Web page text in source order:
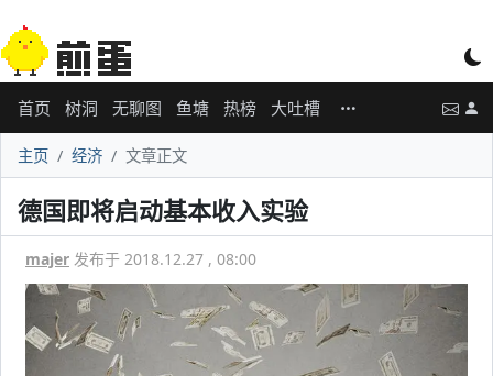
首页 树洞 无聊图 鱼塘 热榜 大吐槽
主页 经济 文章正文
德国即将启动基本收入实验
majer 发布于 2018.12.27 , 08:00